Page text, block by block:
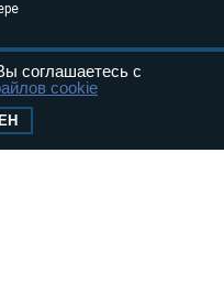
05
соглашаетесь с
cookie